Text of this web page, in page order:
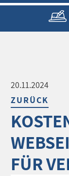
20.11.2024
ZURÜCK
FÜR